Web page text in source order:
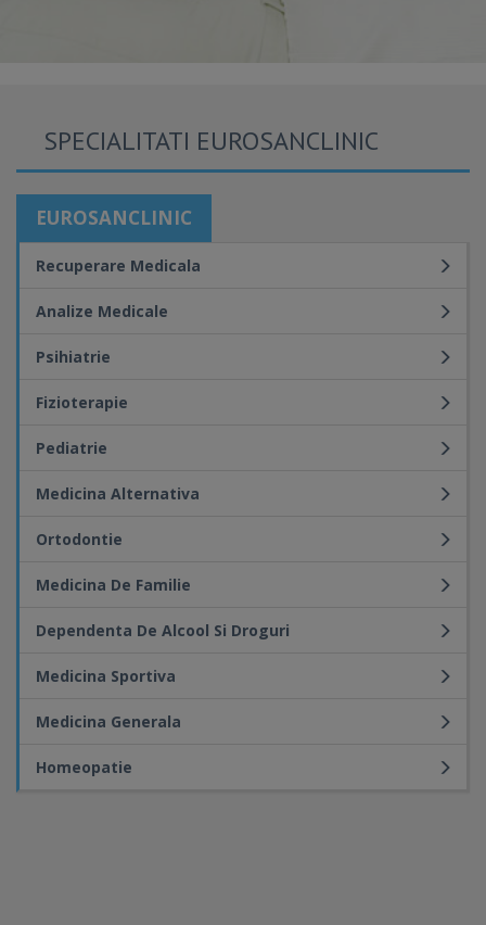
SPECIALITATI EUROSANCLINIC
EUROSANCLINIC
Recuperare Medicala
Analize Medicale
Psihiatrie
Fizioterapie
Pediatrie
Medicina Alternativa
Ortodontie
Medicina De Familie
Dependenta De Alcool Si Droguri
Medicina Sportiva
Medicina Generala
Homeopatie